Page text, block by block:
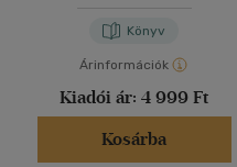
Könyv
Árinformációk
Kiadói ár: 4 999 Ft
Kosárba